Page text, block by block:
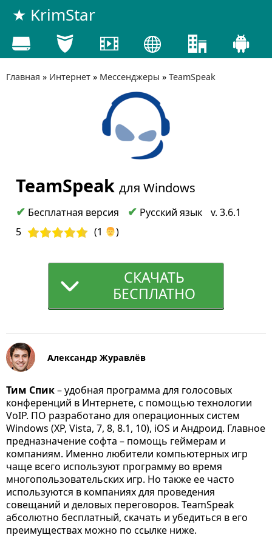
★ KrimStar
Главная » Интернет » Мессенджеры » TeamSpeak
TeamSpeak для Windows
✔ Бесплатная версия ✔ Русский язык v. 3.6.1
5
(1 )
СКАЧАТЬ
БЕСПЛАТНО
Александр Журавлёв
Тим Спик– удобная программа для голосовых
конференций в Интернете, с помощью технологии
VoIP. ПО разработано для операционных систем
Windows (XP, Vista, 7, 8, 8.1, 10), iOS и Андроид. Главное
предназначение софта – помощь геймерам и
компаниям. Именно любители компьютерных игр
чаще всего используют программу во время
многопользовательских игр. Но также ее часто
используются в компаниях для проведения
совещаний и деловых переговоров. TeamSpeak
абсолютно бесплатный, скачать и убедиться в его
преимуществах можно по ссылке ниже.